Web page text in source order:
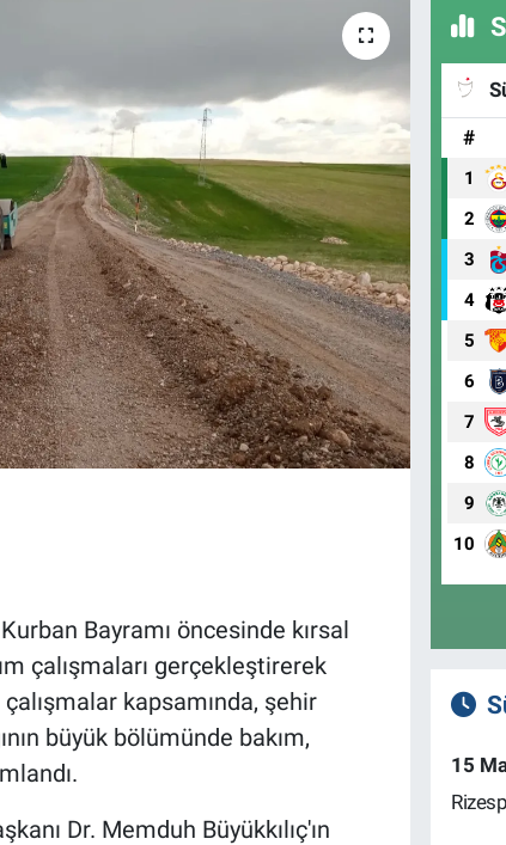
Bayramı öncesinde kırsal
çalışmaları gerçekleştirerek
kapsamında, şehir
büyük bölümünde bakım,
Dr. Memduh Büyükkılıç'ın
#
1
2
3
4
5
6
7
8
9
10
15